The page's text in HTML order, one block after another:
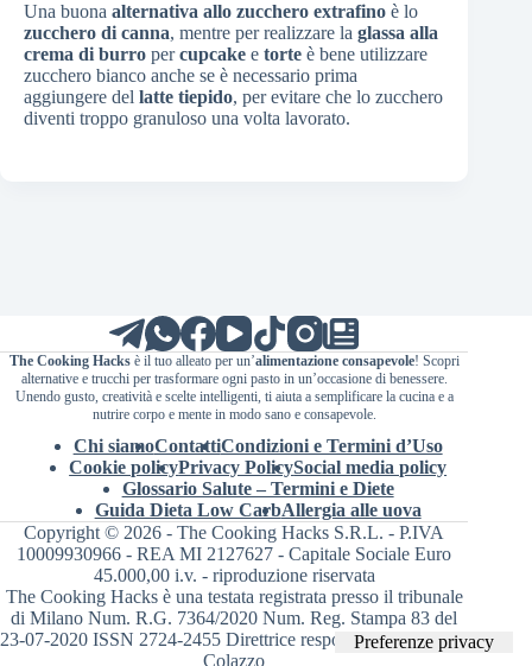
Una buona alternativa allo zucchero extrafino è lo
zucchero di canna, mentre per realizzare la glassa alla
crema di burro percupcake e torte è bene utilizzare
zucchero bianco anche se è necessario prima
aggiungere del latte tiepido, per evitare che lo zucchero
diventi troppo granuloso una volta lavorato.
The Cooking Hacksè il tuo alleato per un’alimentazione consapevole! Scopri
alternative e trucchi per trasformare ogni pasto in un’occasione di benessere.
Unendo gusto, creatività e scelte intelligenti, ti aiuta a semplificare la cucina e a
nutrire corpo e mente in modo sano e consapevole.
Chi siamoContattiCondizioni e Termini d’Uso
Cookie policyPrivacy PolicySocial media policy
Glossario Salute – Termini e Diete
Guida Dieta Low CarbAllergia alle uova
Copyright © 2026 - The Cooking Hacks S.R.L. - P.IVA
10009930966 - REA MI 2127627 - Capitale Sociale Euro
45.000,00 i.v. - riproduzione riservata
The Cooking Hacks è una testata registrata presso il tribunale
di Milano Num. R.G. 7364/2020 Num. Reg. Stampa 83 del
23-07-2020 ISSN 2724-2455 Direttrice responsabile Valentina
Colazzo